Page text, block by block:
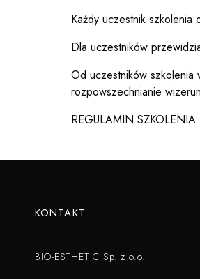
Każdy uczestnik szkolenia
Dla uczestników
Od uczestników szkolenia
rozpowszechnianie
REGULAMIN SZKOLENIA
KONTAKT
BIO-ESTHETIC Sp. z o.o.